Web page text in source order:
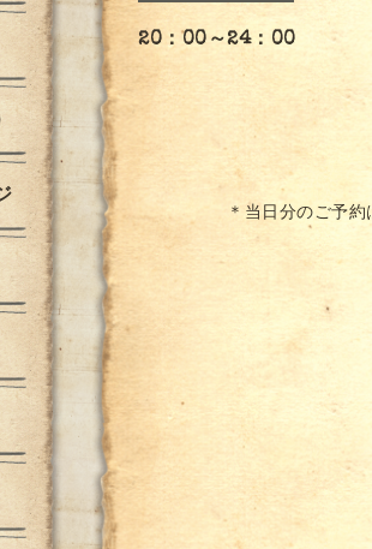
20：00～24：00
＊当日分のご予